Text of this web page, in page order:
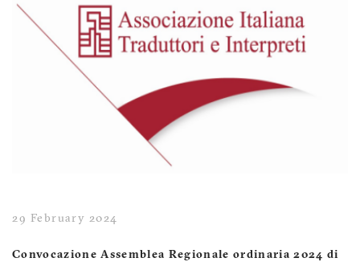
29 February 2024
Convocazione Assemblea Regionale ordinaria 2024 di